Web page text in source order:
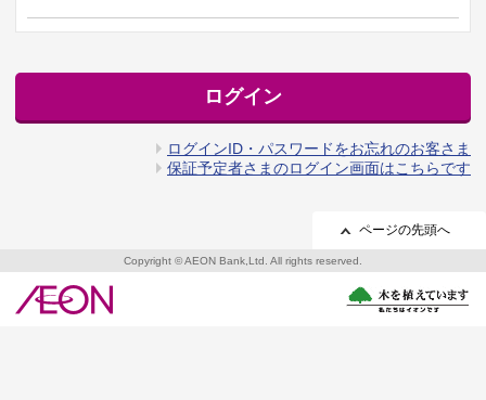
ログイン
ログインID・パスワードをお忘れのお客さま
保証予定者さまのログイン画面はこちらです
ページの先頭へ
Copyright © AEON Bank,Ltd. All rights reserved.